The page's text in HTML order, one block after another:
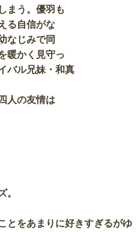
まう。優羽も
る自信がな
なじみで同
暖かく見守っ
バル兄妹・和真
人の友情は
。
とをあまりに好きすぎるがゆ